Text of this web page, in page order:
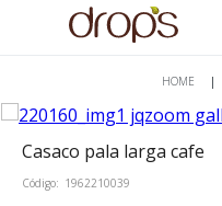
casaco pala larga cafe
Código: 1962210039